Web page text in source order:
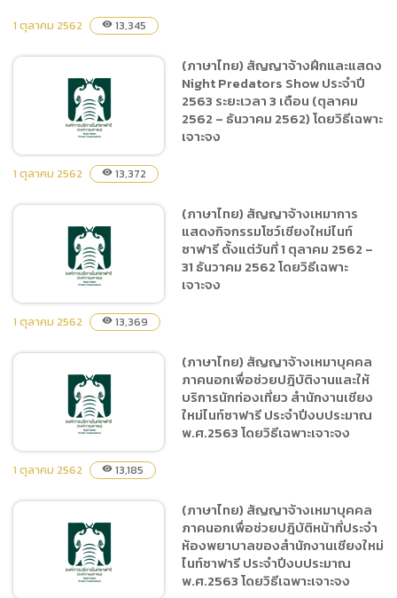
(ภาษาไทย) สัญญาจ้างเหมา
บริการเครื่องฆ่าเชื้อกำจัดกลิ่น
โถปัสสาวะและชักโครกใน
ห้องน้ำอาคารลานนาวิลเลจ
และห้องน้ำของสำนักงาน
เชียงใหม่ไนท์ซาฟารี ประจำ
ปีงบประมาณ พ.ศ.2563
ตั้งแต่ 1 ตุลาคม 2562 – 30
1 ตุลาคม 2562 visibility 13,345
แสดง Night Predators
Show ประจำปี 2563 ระยะ
เวลา 3 เดือน (ตุลาคม 2562 –
ธันวาคม 2562) โดยวิธีเฉพาะ
เจาะจง
(ภาษาไทย) สัญญาจ้างฝึกและแสดง
Night Predators Show ประจำปี
2563 ระยะเวลา 3 เดือน (ตุลาคม
2562 – ธันวาคม 2562) โดยวิธีเฉพาะ
เจาะจง
1 ตุลาคม 2562 visibility 13,372
การแสดงกิจกรรมโชว์เชียง
ใหม่ไนท์ซาฟารี ตั้งแต่วันที่ 1
ตุลาคม 2562 – 31 ธันวาคม
2562 โดยวิธีเฉพาะเจาะจง
(ภาษาไทย) สัญญาจ้างเหมาการ
แสดงกิจกรรมโชว์เชียงใหม่ไนท์
ซาฟารี ตั้งแต่วันที่ 1 ตุลาคม 2562 –
31 ธันวาคม 2562 โดยวิธีเฉพาะ
เจาะจง
1 ตุลาคม 2562 visibility 13,369
บุคคลภาคนอกเพื่อช่วยปฎิบัติ
งานและให้บริการนักท่องเที่ยว
สำนักงานเชียงใหม่ไนท์ซาฟารี
(ภาษาไทย) สัญญาจ้างเหมาบุคคล
ภาคนอกเพื่อช่วยปฎิบัติงานและให้
บริการนักท่องเที่ยว สำนักงานเชียง
ใหม่ไนท์ซาฟารี ประจำปีงบประมาณ
พ.ศ.2563 โดยวิธีเฉพาะเจาะจง
1 ตุลาคม 2562 visibility 13,185
(ภาษาไทย) สัญญาจ้างเหมาบุคคล
ภาคนอกเพื่อช่วยปฎิบัติหน้าที่ประจำ
ห้องพยาบาลของสำนักงานเชียงใหม่
ไนท์ซาฟารี ประจำปีงบประมาณ
พ.ศ.2563 โดยวิธีเฉพาะเจาะจง